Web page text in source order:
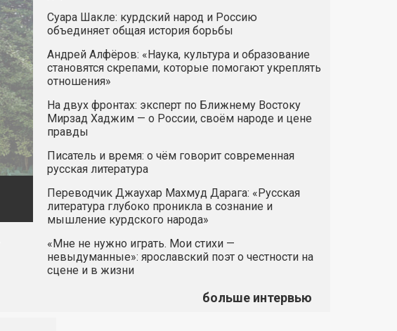
Суара Шакле: курдский народ и Россию
объединяет общая история борьбы
Андрей Алфёров: «Наука, культура и образование
становятся скрепами, которые помогают укреплять
отношения»
На двух фронтах: эксперт по Ближнему Востоку
Мирзад Хаджим — о России, своём народе и цене
правды
Писатель и время: о чём говорит современная
русская литература
Переводчик Джаухар Махмуд Дарага: «Русская
литература глубоко проникла в сознание и
мышление курдского народа»
«Мне не нужно играть. Мои стихи —
невыдуманные»: ярославский поэт о честности на
сцене и в жизни
больше интервью